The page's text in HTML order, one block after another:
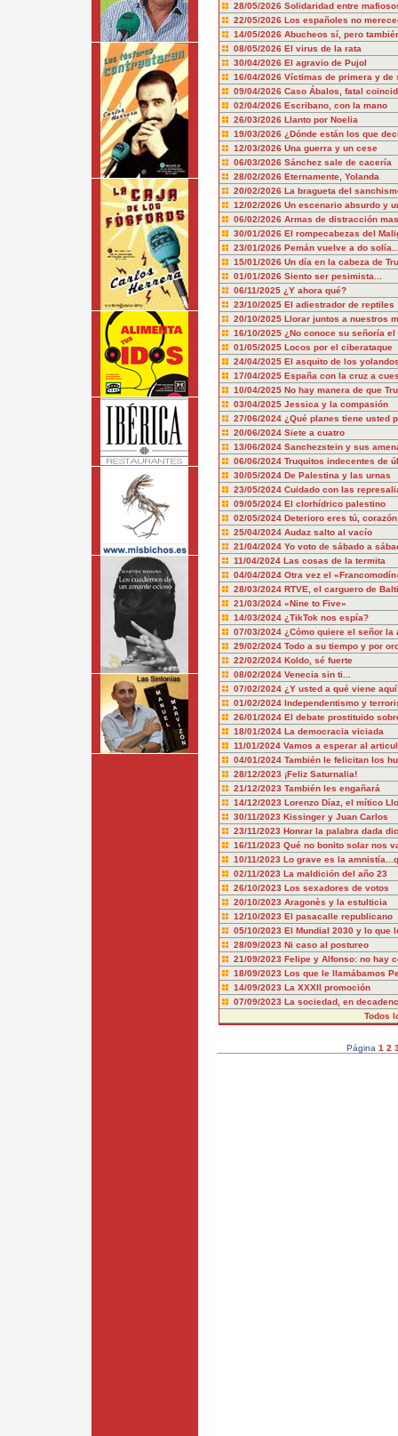
28/05/2026 Solidaridad entre
22/05/2026 Los españoles no
14/05/2026 Abucheos sí, pero
08/05/2026 El virus de la rata
30/04/2026 El agravio de Pujol
16/04/2026 Víctimas de primera y de
09/04/2026 Caso Ábalos, fatal
02/04/2026 Escribano, con la mano
26/03/2026 Llanto por Noelia
19/03/2026 ¿Dónde están los que
12/03/2026 Una guerra y un cese
06/03/2026 Sánchez sale de cacería
28/02/2026 Eternamente, Yolanda
20/02/2026 La bragueta del
12/02/2026 Un escenario absurdo y
06/02/2026 Armas de distracción
30/01/2026 El rompecabezas del
23/01/2026 Pemán vuelve a do
15/01/2026 Un día en la cabeza de
01/01/2026 Siento ser pesimista...
06/11/2025 ¿Y ahora qué?
23/10/2025 El adiestrador de reptiles
20/10/2025 Llorar juntos a nuestros
16/10/2025 ¿No conoce su señoría
01/05/2025 Locos por el ciberataque
24/04/2025 El asquito de los
17/04/2025 España con la cruz a
10/04/2025 No hay manera de que
03/04/2025 Jessica y la compasión
27/06/2024 ¿Qué planes tiene usted
20/06/2024 Siete a cuatro
13/06/2024 Sanchezstein y sus
06/06/2024 Truquitos indecentes de
30/05/2024 De Palestina y las urnas
23/05/2024 Cuidado con las
09/05/2024 El clorhídrico palestino
02/05/2024 Deterioro eres tú, corazón
25/04/2024 Audaz salto al vacío
21/04/2024 Yo voto de sábado a
11/04/2024 Las cosas de la termita
04/04/2024 Otra vez el
28/03/2024 RTVE, el carguero de
21/03/2024 «Nine to Five»
14/03/2024 ¿TikTok nos espía?
07/03/2024 ¿Cómo quiere el señor la
29/02/2024 Todo a su tiempo y por
22/02/2024 Koldo, sé fuerte
08/02/2024 Venecia sin ti...
07/02/2024 ¿Y usted a qué viene
01/02/2024 Independentismo y
26/01/2024 El debate prostituido
18/01/2024 La democracia viciada
11/01/2024 Vamos a esperar al
04/01/2024 También le felicitan los
28/12/2023 ¡Feliz Saturnalia!
21/12/2023 También les engañará
14/12/2023 Lorenzo Díaz, el mítico
30/11/2023 Kissinger y Juan Carlos
23/11/2023 Honrar la palabra dada
16/11/2023 Qué no bonito solar nos
10/11/2023 Lo grave es la
02/11/2023 La maldición del año 23
26/10/2023 Los sexadores de votos
20/10/2023 Aragonès y la estulticia
12/10/2023 El pasacalle republicano
05/10/2023 El Mundial 2030 y lo que
28/09/2023 Ni caso al postureo
21/09/2023 Felipe y Alfonso: no hay
18/09/2023 Los que le llamábamos
14/09/2023 La XXXII promoción
07/09/2023 La sociedad, en
Todos
Página 1 2